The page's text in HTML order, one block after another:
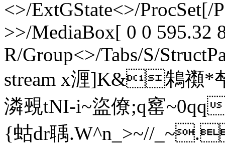
<>/ExtGState<>/ProcSet[/
>>/MediaBox[ 0 0 595.32
R/Group<>/Tabs/S/
stream x湹]K&鴸禷*
潾覡tNI-i~盜僚;q窰~0qq
{蛄dr聥.W^n_>~//